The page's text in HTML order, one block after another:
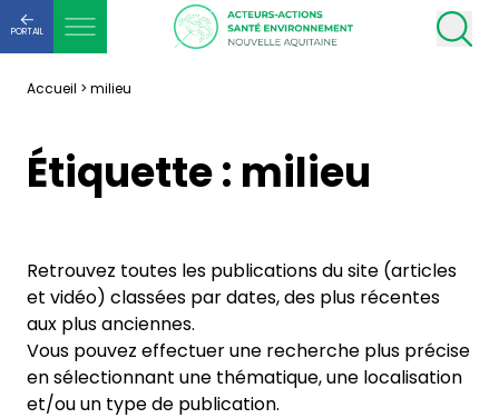
PORTAIL
Accueil > milieu
Étiquette : milieu
Retrouvez toutes les publications du site (articles
et vidéo) classées par dates, des plus récentes
aux plus anciennes.
Vous pouvez effectuer une recherche plus précise
en sélectionnant une thématique, une localisation
et/ou un type de publication.